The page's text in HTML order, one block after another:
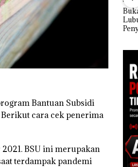
Bantuan Subsidi
Berikut cara cek penerima
BSU ini merupakan
terdampak pandemi
‎Soal Pengerukan PT
McDermott
Indonesia, KSOP
Khusus Batam